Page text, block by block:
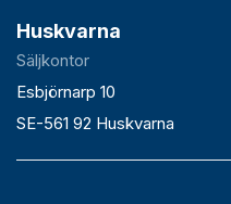
Huskvarna
Säljkontor
Esbjörnarp 10
SE-561 92 Huskvarna